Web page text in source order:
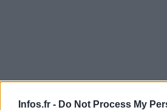
Infos.fr - Do Not Process My